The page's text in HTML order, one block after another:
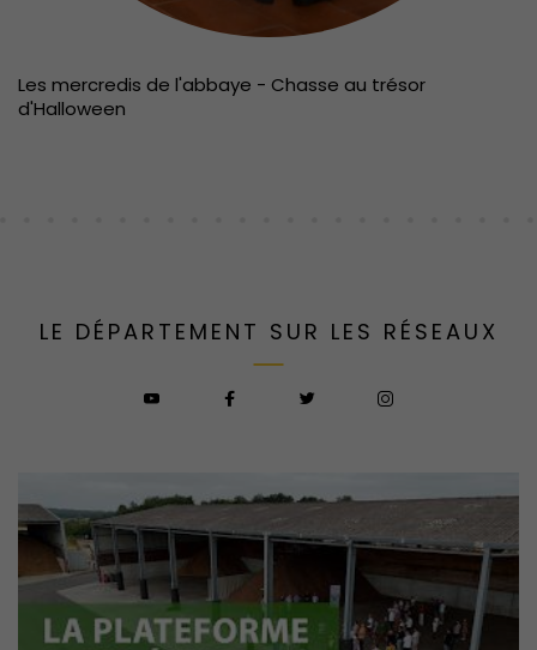
Les mercredis de l'abbaye - Chasse au trésor
d'Halloween
LE DÉPARTEMENT SUR LES RÉSEAUX